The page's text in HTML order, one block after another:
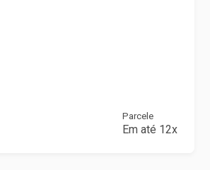
Parcele
Em até 12x